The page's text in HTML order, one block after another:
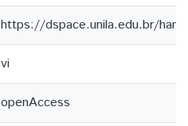
https://dspace.unila.edu.br/
vi
openAccess